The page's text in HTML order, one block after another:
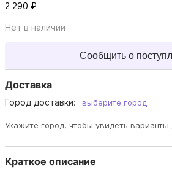
2 290 ₽
Нет в наличии
Сообщить о
Доставка
Город доставки: выберите город
Укажите город, чтобы увидеть варианты
Краткое описание